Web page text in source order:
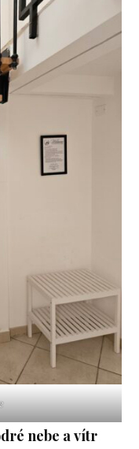
nebe a vítr